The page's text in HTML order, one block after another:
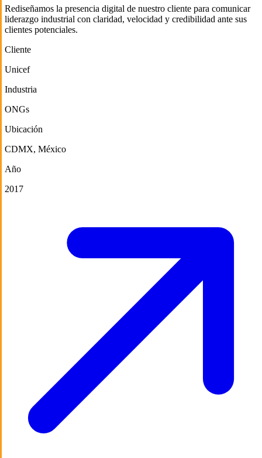
Rediseñamos la presencia digital de nuestro cliente para comunicar
liderazgo industrial con claridad, velocidad y credibilidad ante sus
clientes potenciales.
Cliente
Unicef
Industria
ONGs
Ubicación
CDMX, México
Año
2017